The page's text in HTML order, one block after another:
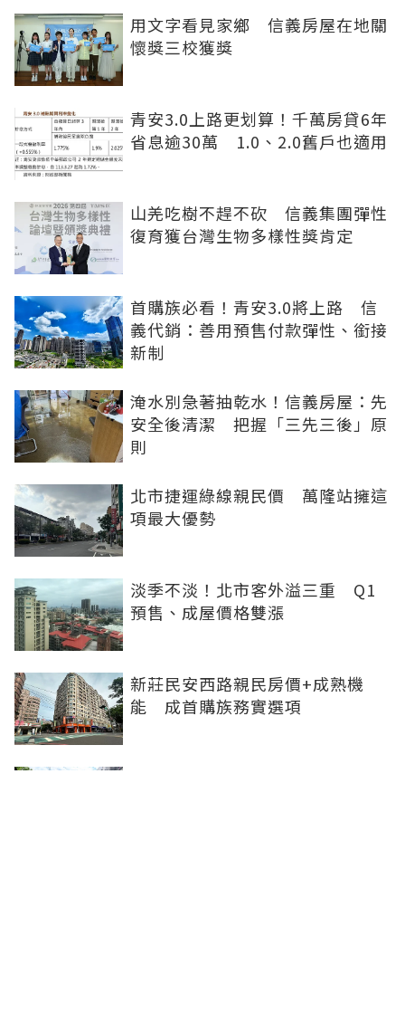
用文字看見家鄉 信義房屋在地關
懷獎三校獲獎
青安3.0上路更划算！千萬房貸6年
省息逾30萬 1.0、2.0舊戶也適用
山羌吃樹不趕不砍 信義集團彈性
復育獲台灣生物多樣性獎肯定
首購族必看！青安3.0將上路 信
義代銷：善用預售付款彈性、銜接
新制
淹水別急著抽乾水！信義房屋：先
安全後清潔 把握「三先三後」原
則
北市捷運綠線親民價 萬隆站擁這
項最大優勢
淡季不淡！北市客外溢三重 Q1
預售、成屋價格雙漲
新莊民安西路親民房價+成熟機
能 成首購族務實選項